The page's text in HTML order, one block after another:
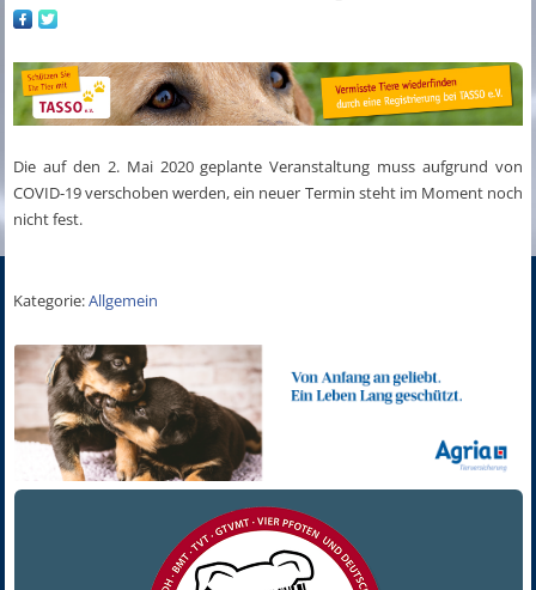
Die auf den 2. Mai 2020 geplante Veranstaltung muss aufgrund von
COVID-19 verschoben werden, ein neuer Termin steht im Moment noch
nicht fest.
Kategorie:Allgemein